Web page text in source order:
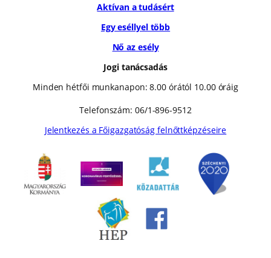
Aktívan a tudásért
Egy eséllyel több
Nő az esély
Jogi tanácsadás
Minden hétfői munkanapon: 8.00 órától 10.00 óráig
Telefonszám: 06/1-896-9512
Jelentkezés a Főigazgatóság felnőttképzéseire